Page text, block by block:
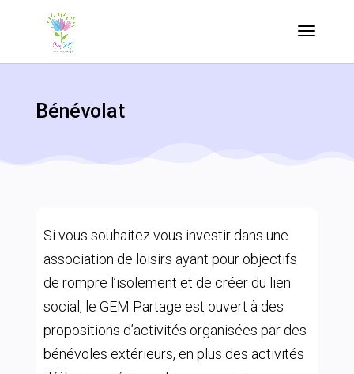
Bénévolat
Si vous souhaitez vous investir dans une
association de loisirs ayant pour objectifs
de rompre l’isolement et de créer du lien
social, le GEM Partage est ouvert à des
propositions d’activités organisées par des
bénévoles extérieurs, en plus des activités